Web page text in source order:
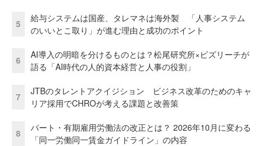
5
給与システムは国産、タレマネは海外製 「人事システム
のいいとこ取り」が進む理由と成功のポイント
6
AI導入の明暗を分けるものとは？松尾研究所×ビズリーチが
語る「AI時代の人的資本経営と人事の役割」
7
JTBのタレントアクイジション ビジネス改革のためのキャ
リア採用でCHROが考える課題と改善策
8
パート・有期雇用労働法の改正とは？ 2026年10月に変わる
「同一労働同一賃金ガイドライン」の内容